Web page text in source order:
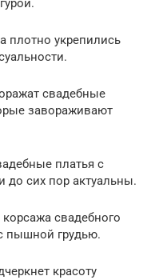
плотно укрепились
свадебные
завораживают
платья с
до сих пор актуальны.
свадебного
пышной грудью.
красоту